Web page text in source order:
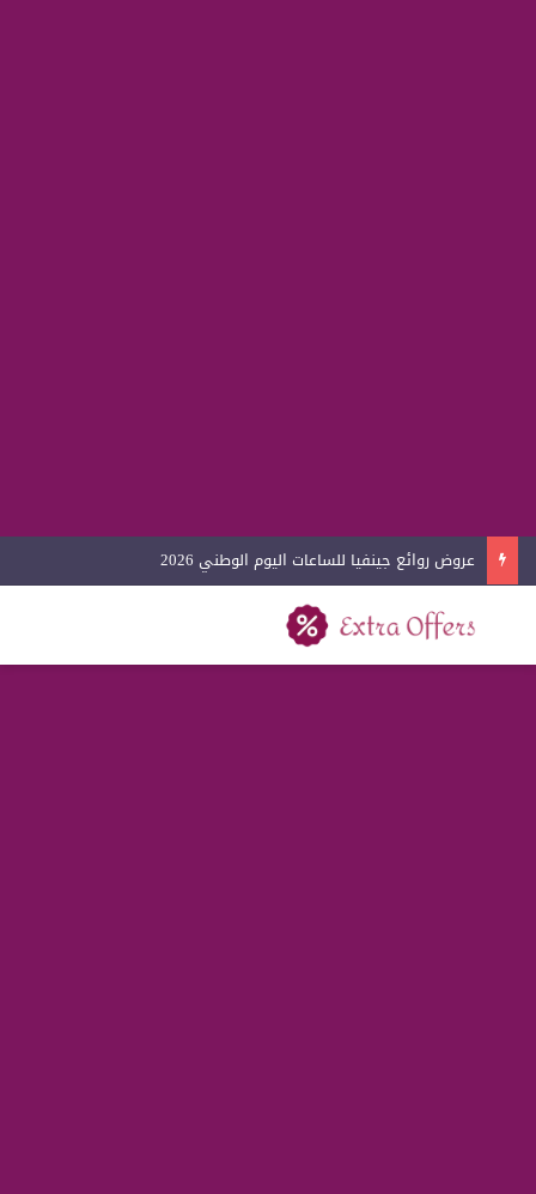
عروض لادون للساعات اليوم الوطني 2026
بحث عن